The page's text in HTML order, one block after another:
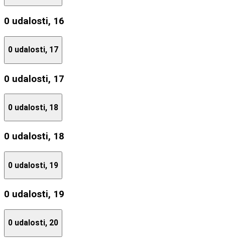
0 udalosti, 16
0 udalosti, 17
0 udalosti, 17
0 udalosti, 18
0 udalosti, 18
0 udalosti, 19
0 udalosti, 19
0 udalosti, 20